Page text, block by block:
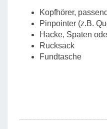
Kopfhörer,
Pinpointer (z.B.
Hacke, Spaten
Rucksack
Fundtasche